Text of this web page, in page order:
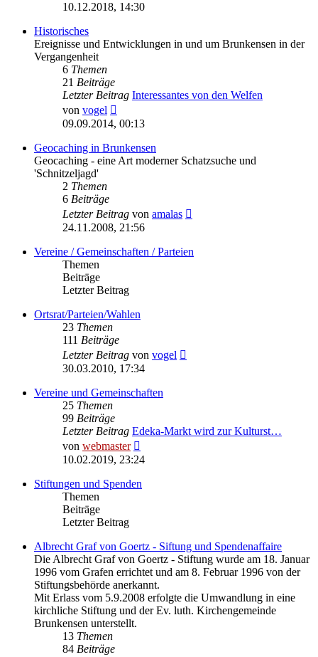
Beitrag
10.12.2018, 14:30
Historisches
Ereignisse und Entwicklungen in und um Brunkensen in der
Vergangenheit
6 Themen
21 Beiträge
Letzter Beitrag Interessantes von den Welfen
von vogel
Beitrag
09.09.2014, 00:13
Geocaching in Brunkensen
Geocaching - eine Art moderner Schatzsuche und
'Schnitzeljagd'
2 Themen
6 Beiträge
Letzter Beitrag von amalas
24.11.2008, 21:56
Vereine / Gemeinschaften / Parteien
Themen
Beiträge
Letzter Beitrag
Ortsrat/Parteien/Wahlen
23 Themen
111 Beiträge
Letzter Beitrag von vogel
30.03.2010, 17:34
Vereine und Gemeinschaften
25 Themen
99 Beiträge
Letzter Beitrag Edeka-Markt wird zur Kulturst…
von webmaster
Beitrag
10.02.2019, 23:24
Stiftungen und Spenden
Themen
Beiträge
Letzter Beitrag
Albrecht Graf von Goertz - Siftung und Spendenaffaire
Die Albrecht Graf von Goertz - Stiftung wurde am 18. Januar
1996 vom Grafen errichtet und am 8. Februar 1996 von der
Stiftungsbehörde anerkannt.
Mit Erlass vom 5.9.2008 erfolgte die Umwandlung in eine
kirchliche Stiftung und der Ev. luth. Kirchengemeinde
Brunkensen unterstellt.
13 Themen
84 Beiträge